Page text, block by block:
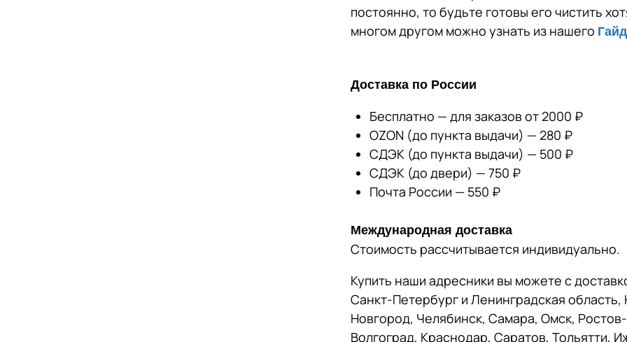
постоянно, то будьте готовы его чистить
многом другом можно узнать из нашего
Доставка по России
Бесплатно — для заказов от 2000 ₽
OZON (до пункта выдачи) — 280 ₽
СДЭК (до пункта выдачи) — 500 ₽
СДЭК (до двери) — 750 ₽
Почта России — 550 ₽
Международная доставка
Стоимость рассчитывается индивидуально.
Купить наши адресники вы можете с
Санкт-Петербург и Ленинградская
Новгород, Челябинск, Самара, Омск,
Волгоград, Краснодар, Саратов, Тольятти,